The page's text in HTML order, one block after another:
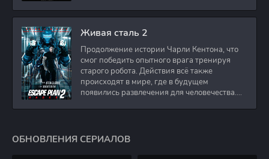
Живая сталь 2
Продолжение истории Чарли Кентона, что
смог победить опытного врага тренируя
старого робота. Действия всё также
происходят в мире, где в будущем
появились развлечения для человечества.
ОБНОВЛЕНИЯ СЕРИАЛОВ